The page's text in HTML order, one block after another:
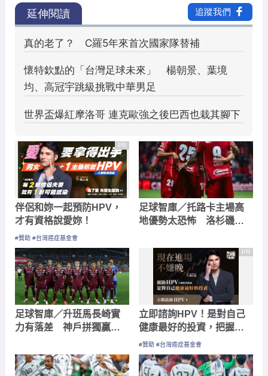
PR
伴侶和妳一起預防HPV，
才有資格說愛妳！
#贊助 #台灣癌症基金會
足球智庫／托路卡主場高
地優勢太恐怖 洛杉磯孫
足球智庫／升班馬長崎實
力有落差 神戶拼獨贏
PR
立即諮詢HPV！是對自己
健康最好的投資，把握現
在不嫌晚！
#贊助 #台灣癌症基金會